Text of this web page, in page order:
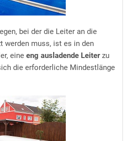
bei der die Leiter an die
werden muss, ist es in den
eine eng ausladende Leiterzu
die erforderliche Mindestlänge